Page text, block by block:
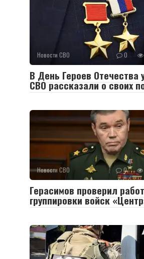
Новости СВО 0
В День Героев Отечества
СВО рассказали о своих
Новости СВО 0
Герасимов проверил
группировки войск